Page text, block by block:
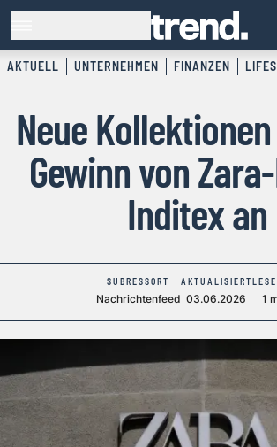
AKTUELL UNTERNEHMEN FINANZEN
Neue
Gewinn von
Inditex an
SUBRESSORT
Nachrichtenfeed
AKTUALISIERT
03.06.2026 1